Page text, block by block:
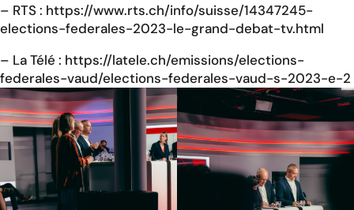
– RTS : https://www.rts.ch/info/suisse/14347245-
elections-federales-2023-le-grand-debat-tv.html
– La Télé : https://latele.ch/emissions/elections-
federales-vaud/elections-federales-vaud-s-2023-e-2